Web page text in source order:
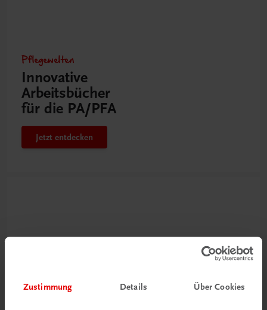
Zustimmung Details Über Cookies
Pflegewelten
Innovative
Arbeitsbücher
für die PA/PFA
Jetzt entdecken